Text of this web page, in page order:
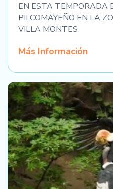
EN ESTA TEMPORADA
PILCOMAYEÑO EN LA
VILLA MONTES
Más Información